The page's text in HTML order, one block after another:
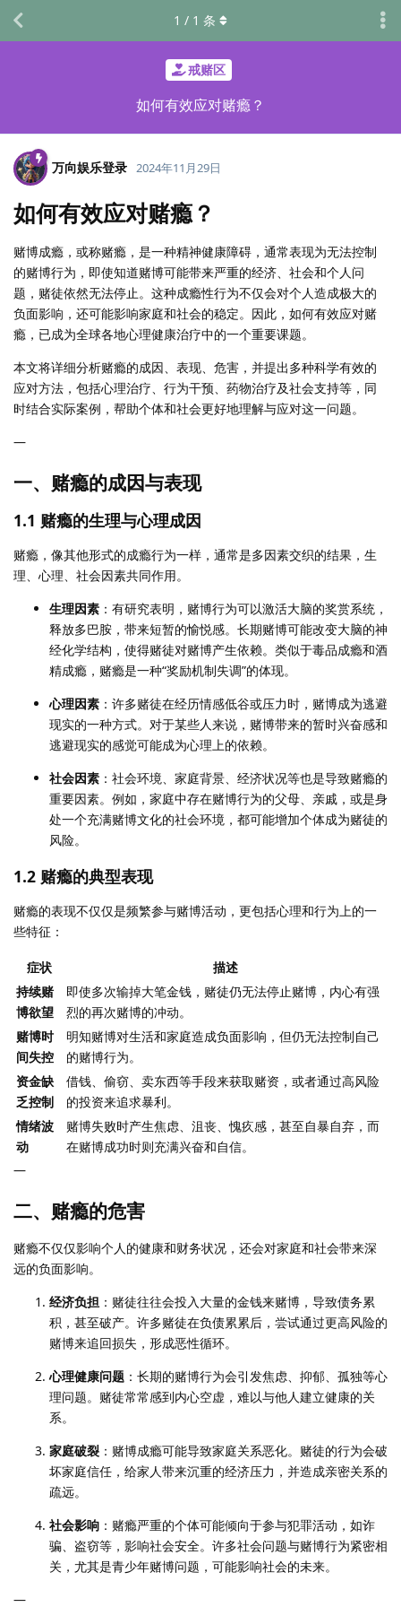
戒赌区
如何有效应对赌瘾？
1 / 1 条
万向娱乐登录 2024年11月29日
如何有效应对赌瘾？
赌博成瘾，或称赌瘾，是一种精神健康障碍，通常表现为无法控制
的赌博行为，即使知道赌博可能带来严重的经济、社会和个人问
题，赌徒依然无法停止。这种成瘾性行为不仅会对个人造成极大的
负面影响，还可能影响家庭和社会的稳定。因此，如何有效应对赌
瘾，已成为全球各地心理健康治疗中的一个重要课题。
本文将详细分析赌瘾的成因、表现、危害，并提出多种科学有效的
应对方法，包括心理治疗、行为干预、药物治疗及社会支持等，同
时结合实际案例，帮助个体和社会更好地理解与应对这一问题。
—
一、赌瘾的成因与表现
1.1 赌瘾的生理与心理成因
赌瘾，像其他形式的成瘾行为一样，通常是多因素交织的结果，生
理、心理、社会因素共同作用。
生理因素 ：有研究表明，赌博行为可以激活大脑的奖赏系统，
释放多巴胺，带来短暂的愉悦感。长期赌博可能改变大脑的神
经化学结构，使得赌徒对赌博产生依赖。类似于毒品成瘾和酒
精成瘾，赌瘾是一种“奖励机制失调”的体现。
心理因素 ：许多赌徒在经历情感低谷或压力时，赌博成为逃避
现实的一种方式。对于某些人来说，赌博带来的暂时兴奋感和
逃避现实的感觉可能成为心理上的依赖。
社会因素 ：社会环境、家庭背景、经济状况等也是导致赌瘾的
重要因素。例如，家庭中存在赌博行为的父母、亲戚，或是身
处一个充满赌博文化的社会环境，都可能增加个体成为赌徒的
风险。
1.2 赌瘾的典型表现
赌瘾的表现不仅仅是频繁参与赌博活动，更包括心理和行为上的一
些特征：
症状
描述
持续赌
博欲望
即使多次输掉大笔金钱，赌徒仍无法停止赌博，内心有强
烈的再次赌博的冲动。
赌博时
间失控
明知赌博对生活和家庭造成负面影响，但仍无法控制自己
的赌博行为。
资金缺
乏控制
借钱、偷窃、卖东西等手段来获取赌资，或者通过高风险
的投资来追求暴利。
情绪波
动
赌博失败时产生焦虑、沮丧、愧疚感，甚至自暴自弃，而
在赌博成功时则充满兴奋和自信。
—
二、赌瘾的危害
赌瘾不仅仅影响个人的健康和财务状况，还会对家庭和社会带来深
远的负面影响。
经济负担 ：赌徒往往会投入大量的金钱来赌博，导致债务累
积，甚至破产。许多赌徒在负债累累后，尝试通过更高风险的
赌博来追回损失，形成恶性循环。
心理健康问题 ：长期的赌博行为会引发焦虑、抑郁、孤独等心
理问题。赌徒常常感到内心空虚，难以与他人建立健康的关
系。
家庭破裂 ：赌博成瘾可能导致家庭关系恶化。赌徒的行为会破
坏家庭信任，给家人带来沉重的经济压力，并造成亲密关系的
疏远。
社会影响 ：赌瘾严重的个体可能倾向于参与犯罪活动，如诈
骗、盗窃等，影响社会安全。许多社会问题与赌博行为紧密相
关，尤其是青少年赌博问题，可能影响社会的未来。
—